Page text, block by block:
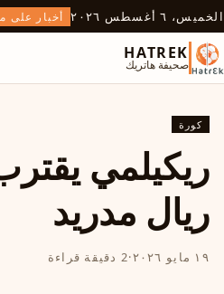
الخميس، ٦ أغسطس ٢٠٢٦ أخبار على
HATREK
صحيفة هاتريك
كورة
ريكيلمي
ريال مدريد
١٩ مايو ٢٠٢٦ ·2 دقيقة قراءة